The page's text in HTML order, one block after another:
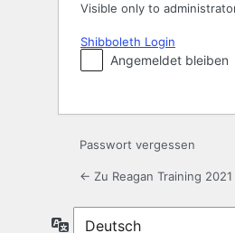
Visible only to
Shibboleth Login
Angemeldet bleiben
Passwort vergessen
← Zu Reagan Training 2021
Sprache